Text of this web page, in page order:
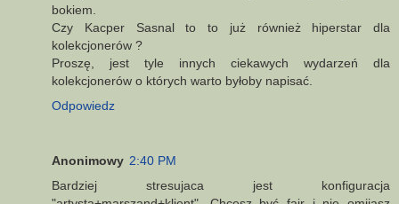
bokiem.
Czy Kacper Sasnal to to już również hiperstar dla
kolekcjonerów ?
Proszę, jest tyle innych ciekawych wydarzeń dla
kolekcjonerów o których warto byłoby napisać.
Odpowiedz
Anonimowy 2:40 PM
Bardziej stresujaca jest konfiguracja